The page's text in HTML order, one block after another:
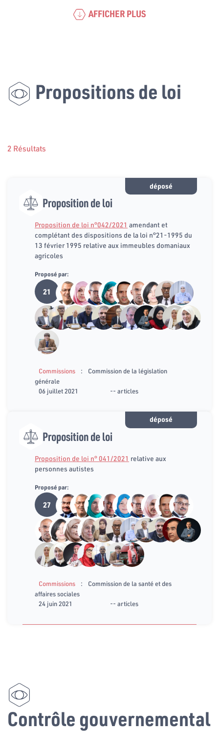
AFFICHER PLUS
Propositions de loi
2 Résultats
déposé
Proposition de loi
Proposition de loi n°042/2021 amendant et
complétant des dispositions de la loi n°21-1995 du
13 février 1995 relative aux immeubles domaniaux
agricoles
Proposé par:
21
Commissions :
Commission de la législation
générale
06 juillet 2021
-- articles
déposé
Proposition de loi
Proposition de loi n° 041/2021 relative aux
personnes autistes
Proposé par:
27
Commissions :
Commission de la santé et des
affaires sociales
24 juin 2021
-- articles
Contrôle gouvernemental